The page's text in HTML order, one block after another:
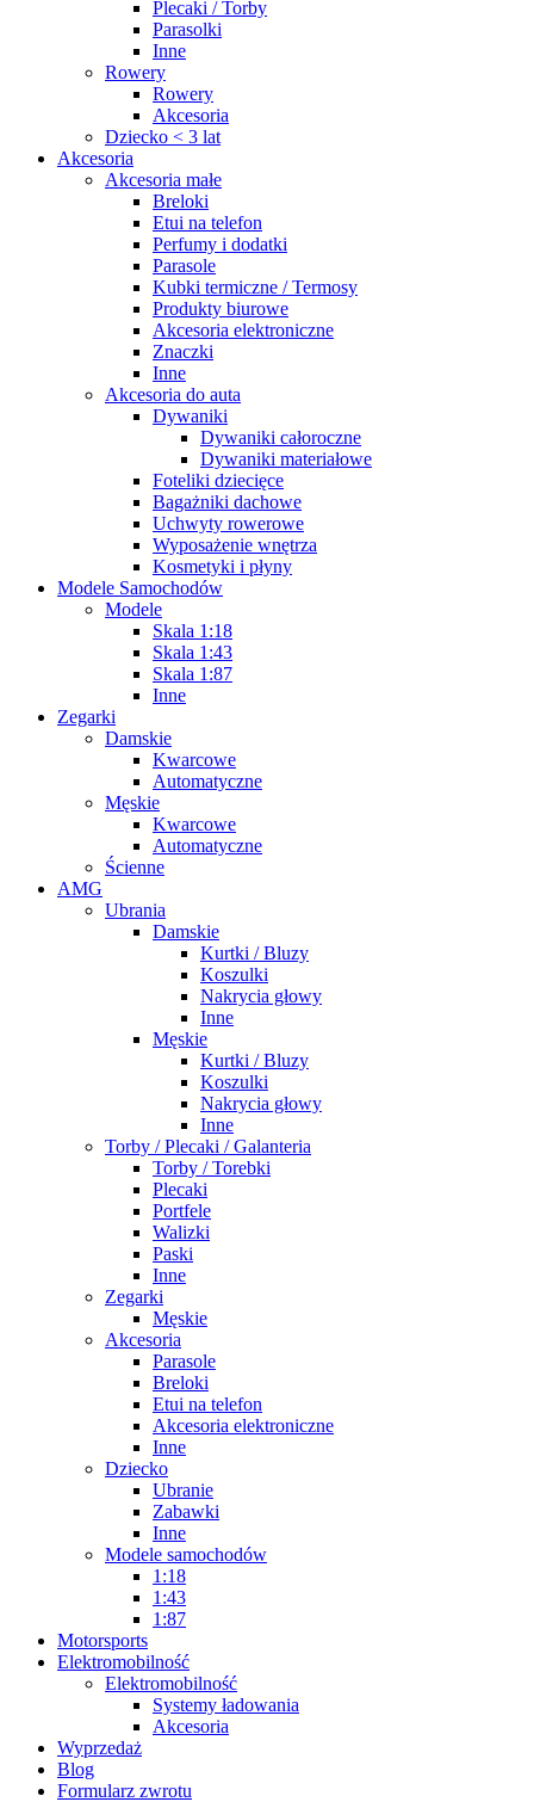
Plecaki / Torby
Parasolki
Inne
Rowery
Rowery
Akcesoria
Dziecko < 3 lat
Akcesoria
Akcesoria małe
Breloki
Etui na telefon
Perfumy i dodatki
Parasole
Kubki termiczne / Termosy
Produkty biurowe
Akcesoria elektroniczne
Znaczki
Inne
Akcesoria do auta
Dywaniki
Dywaniki całoroczne
Dywaniki materiałowe
Foteliki dziecięce
Bagażniki dachowe
Uchwyty rowerowe
Wyposażenie wnętrza
Kosmetyki i płyny
Modele Samochodów
Modele
Skala 1:18
Skala 1:43
Skala 1:87
Inne
Zegarki
Damskie
Kwarcowe
Automatyczne
Męskie
Kwarcowe
Automatyczne
Ścienne
AMG
Ubrania
Damskie
Kurtki / Bluzy
Koszulki
Nakrycia głowy
Inne
Męskie
Kurtki / Bluzy
Koszulki
Nakrycia głowy
Inne
Torby / Plecaki / Galanteria
Torby / Torebki
Plecaki
Portfele
Walizki
Paski
Inne
Zegarki
Męskie
Akcesoria
Parasole
Breloki
Etui na telefon
Akcesoria elektroniczne
Inne
Dziecko
Ubranie
Zabawki
Inne
Modele samochodów
1:18
1:43
1:87
Motorsports
Elektromobilność
Elektromobilność
Systemy ładowania
Akcesoria
Wyprzedaż
Blog
Formularz zwrotu